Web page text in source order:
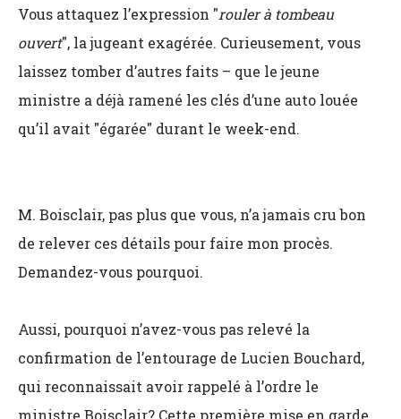
Vous attaquez l’expression "rouler à tombeau
ouvert", la jugeant exagérée. Curieusement, vous
laissez tomber d’autres faits – que le jeune
ministre a déjà ramené les clés d’une auto louée
qu’il avait "égarée" durant le week-end.
M. Boisclair, pas plus que vous, n’a jamais cru bon
de relever ces détails pour faire mon procès.
Demandez-vous pourquoi.
Aussi, pourquoi n’avez-vous pas relevé la
confirmation de l’entourage de Lucien Bouchard,
qui reconnaissait avoir rappelé à l’ordre le
ministre Boisclair? Cette première mise en garde